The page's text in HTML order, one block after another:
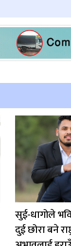
सुई-धागोले
दुई छोरा बने